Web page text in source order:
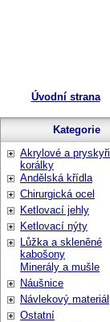
Úvodní strana
Kategorie
Akrylové a
korálky
Andělská křídla
Chirurgická ocel
Ketlovací jehly
Ketlovací nýty
Lůžka a skleněné
kabošony
Minerály a mušle
Náušnice
Návlekový materiál
Ostatní